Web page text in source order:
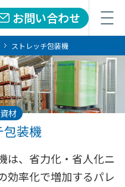
お問い合わせ
ストレッチ包装機
材
包装機
は、省力化・省人化ニ
効率化で増加するパレ